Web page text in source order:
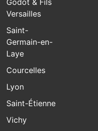
Godot & Fils
Versailles
Saint-
Germain-en-
Laye
Courcelles
Lyon
Saint-Étienne
Vichy